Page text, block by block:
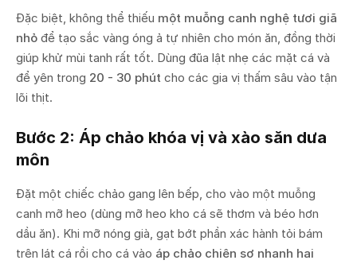
Đặc biệt, không thể thiếu một muỗng canh nghệ tươi giã
nhỏ để tạo sắc vàng óng ả tự nhiên cho món ăn, đồng thời
giúp khử mùi tanh rất tốt. Dùng đũa lật nhẹ các mặt cá và
để yên trong 20 - 30 phút cho các gia vị thấm sâu vào tận
lõi thịt.
Bước 2: Áp chảo khóa vị và xào săn dưa
môn
Đặt một chiếc chảo gang lên bếp, cho vào một muỗng
canh mỡ heo (dùng mỡ heo kho cá sẽ thơm và béo hơn
dầu ăn). Khi mỡ nóng già, gạt bớt phần xác hành tỏi bám
trên lát cá rồi cho cá vào áp chảo chiên sơ nhanh hai